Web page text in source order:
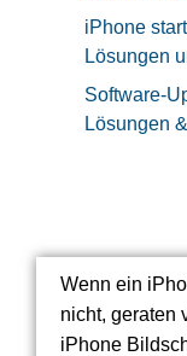
iPhone
Lösungen
Software-
Lösungen
Wenn ein
nicht, geraten
iPhone